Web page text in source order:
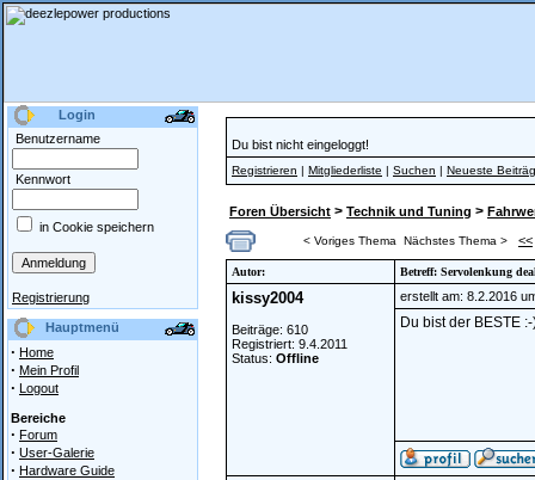
Login
Benutzername
Kennwort
in Cookie speichern
Registrierung
Hauptmenü
· Home
· Mein Profil
· Logout
Bereiche
· Forum
· User-Galerie
· Hardware Guide
Du bist nicht eingeloggt!
Registrieren | Mitgliederliste | Suchen | Neueste
Foren Übersicht > Technik und Tuning >
< Voriges Thema Nächstes Thema > <<
Autor: Betreff: Servolenkung
kissy2004
Beiträge: 610
Registriert: 9.4.2011
Status: Offline
erstellt am: 8.2.2016
Du bist der BESTE :-